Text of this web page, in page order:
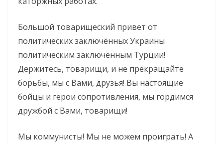
Большой товарищеский привет от
политических заключённых Украины
политическим заключённым Турции!
Держитесь, товарищи, и не прекращайте
борьбы, мы с Вами, друзья! Вы настоящие
бойцы и герои сопротивления, мы гордимся
дружбой с Вами, товарищи!
Мы коммунисты! Мы не можем проиграть! А